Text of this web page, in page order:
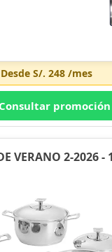
DesdeS/. 248 /mes
Consultar promoción
VERANO 2-2026 -